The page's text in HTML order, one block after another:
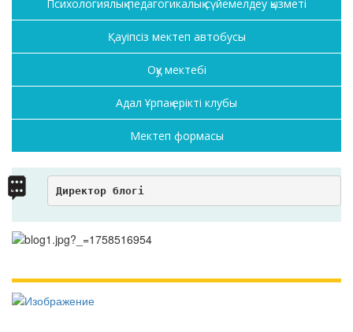
Психологиялық-педагогикалық сүйемелдеу қызметі
Қауіпсіз мектеп автобусы
Оқу мектебі
Адал Ұрпақ ерікті клубы
Мектеп формасы
Директор блогі